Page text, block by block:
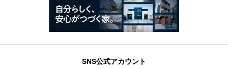
SNS公式アカウント